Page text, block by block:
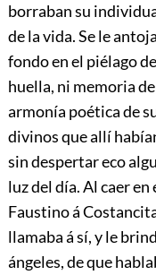
borraban su
de la vida. Se le
fondo en el piélago
huella, ni memoria
armonía poética de
divinos que allí
sin despertar eco
luz del día. Al caer
Faustino á
llamaba á sí, y le
ángeles, de que